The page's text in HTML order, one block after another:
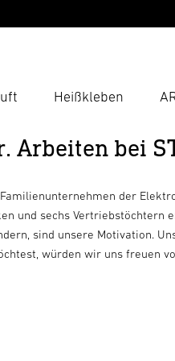
Heißkleben
bei
der
und sechs
sind unsere Motivation.
würden wir uns freuen